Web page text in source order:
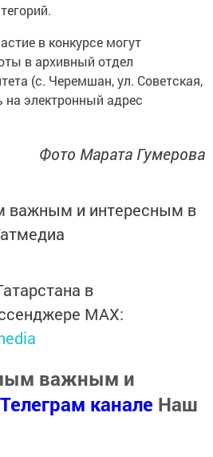
в конкурсе могут
в архивный отдел
(с. Черемшан, ул. Советская,
на электронный адрес
Фото Марата Гумерова
важным и интересным в
в
MАХ:
важным и
Телеграм канале Наш